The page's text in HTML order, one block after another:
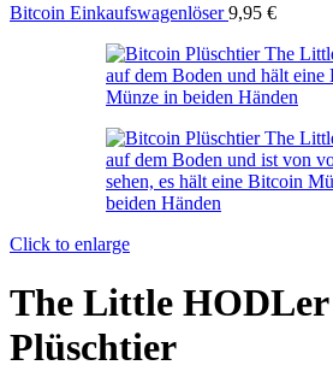
Bitcoin Einkaufswagenlöser9,95 €
Click to enlarge
The Little
Plüschtier